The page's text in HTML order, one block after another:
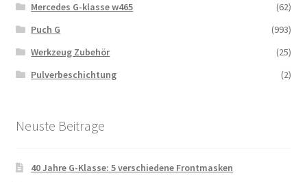
Mercedes G-klasse w465
(62)
Puch G
(993)
Werkzeug Zubehör
(25)
Pulverbeschichtung
(2)
Neuste Beitrage
40 Jahre G-Klasse: 5 verschiedene Frontmasken